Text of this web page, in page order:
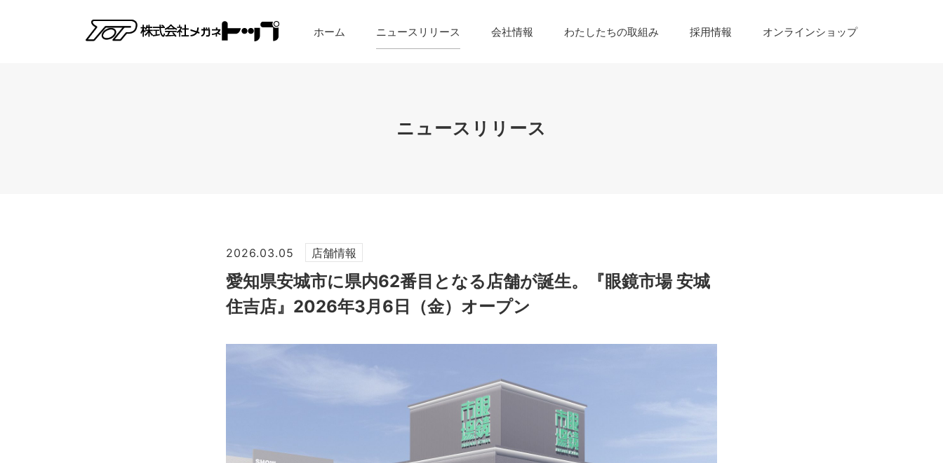
ホーム ニュースリリース 会社情報 わたしたちの取組み 採用情報 オンラインショップ
ニュースリリース
2026.03.05 店舗情報
愛知県安城市に県内62番目となる店舗が誕生。『眼鏡市場 安城
住吉店』2026年3月6日（金）オープン